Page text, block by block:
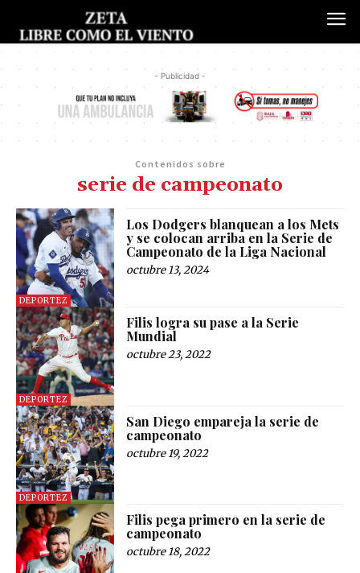
- Publicidad -
Contenidos sobre
serie de campeonato
DEPORTEZ
Los Dodgers blanquean a los Mets
y se colocan arriba en la Serie de
Campeonato de la Liga Nacional
octubre 13, 2024
DEPORTEZ
Filis logra su pase a la Serie
Mundial
octubre 23, 2022
DEPORTEZ
San Diego empareja la serie de
campeonato
octubre 19, 2022
Filis pega primero en la serie de
campeonato
octubre 18, 2022